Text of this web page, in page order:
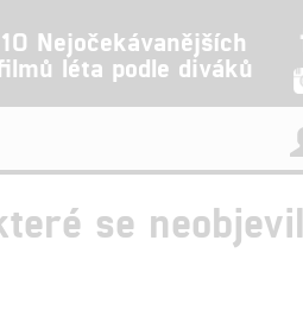
10 Nejočekávanějších
léta podle diváků
se